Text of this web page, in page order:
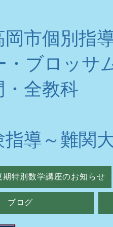
岡市個別指
・ブロッサ
・全教科
指導～難関
期特別数学講座のお知らせ
ブログ